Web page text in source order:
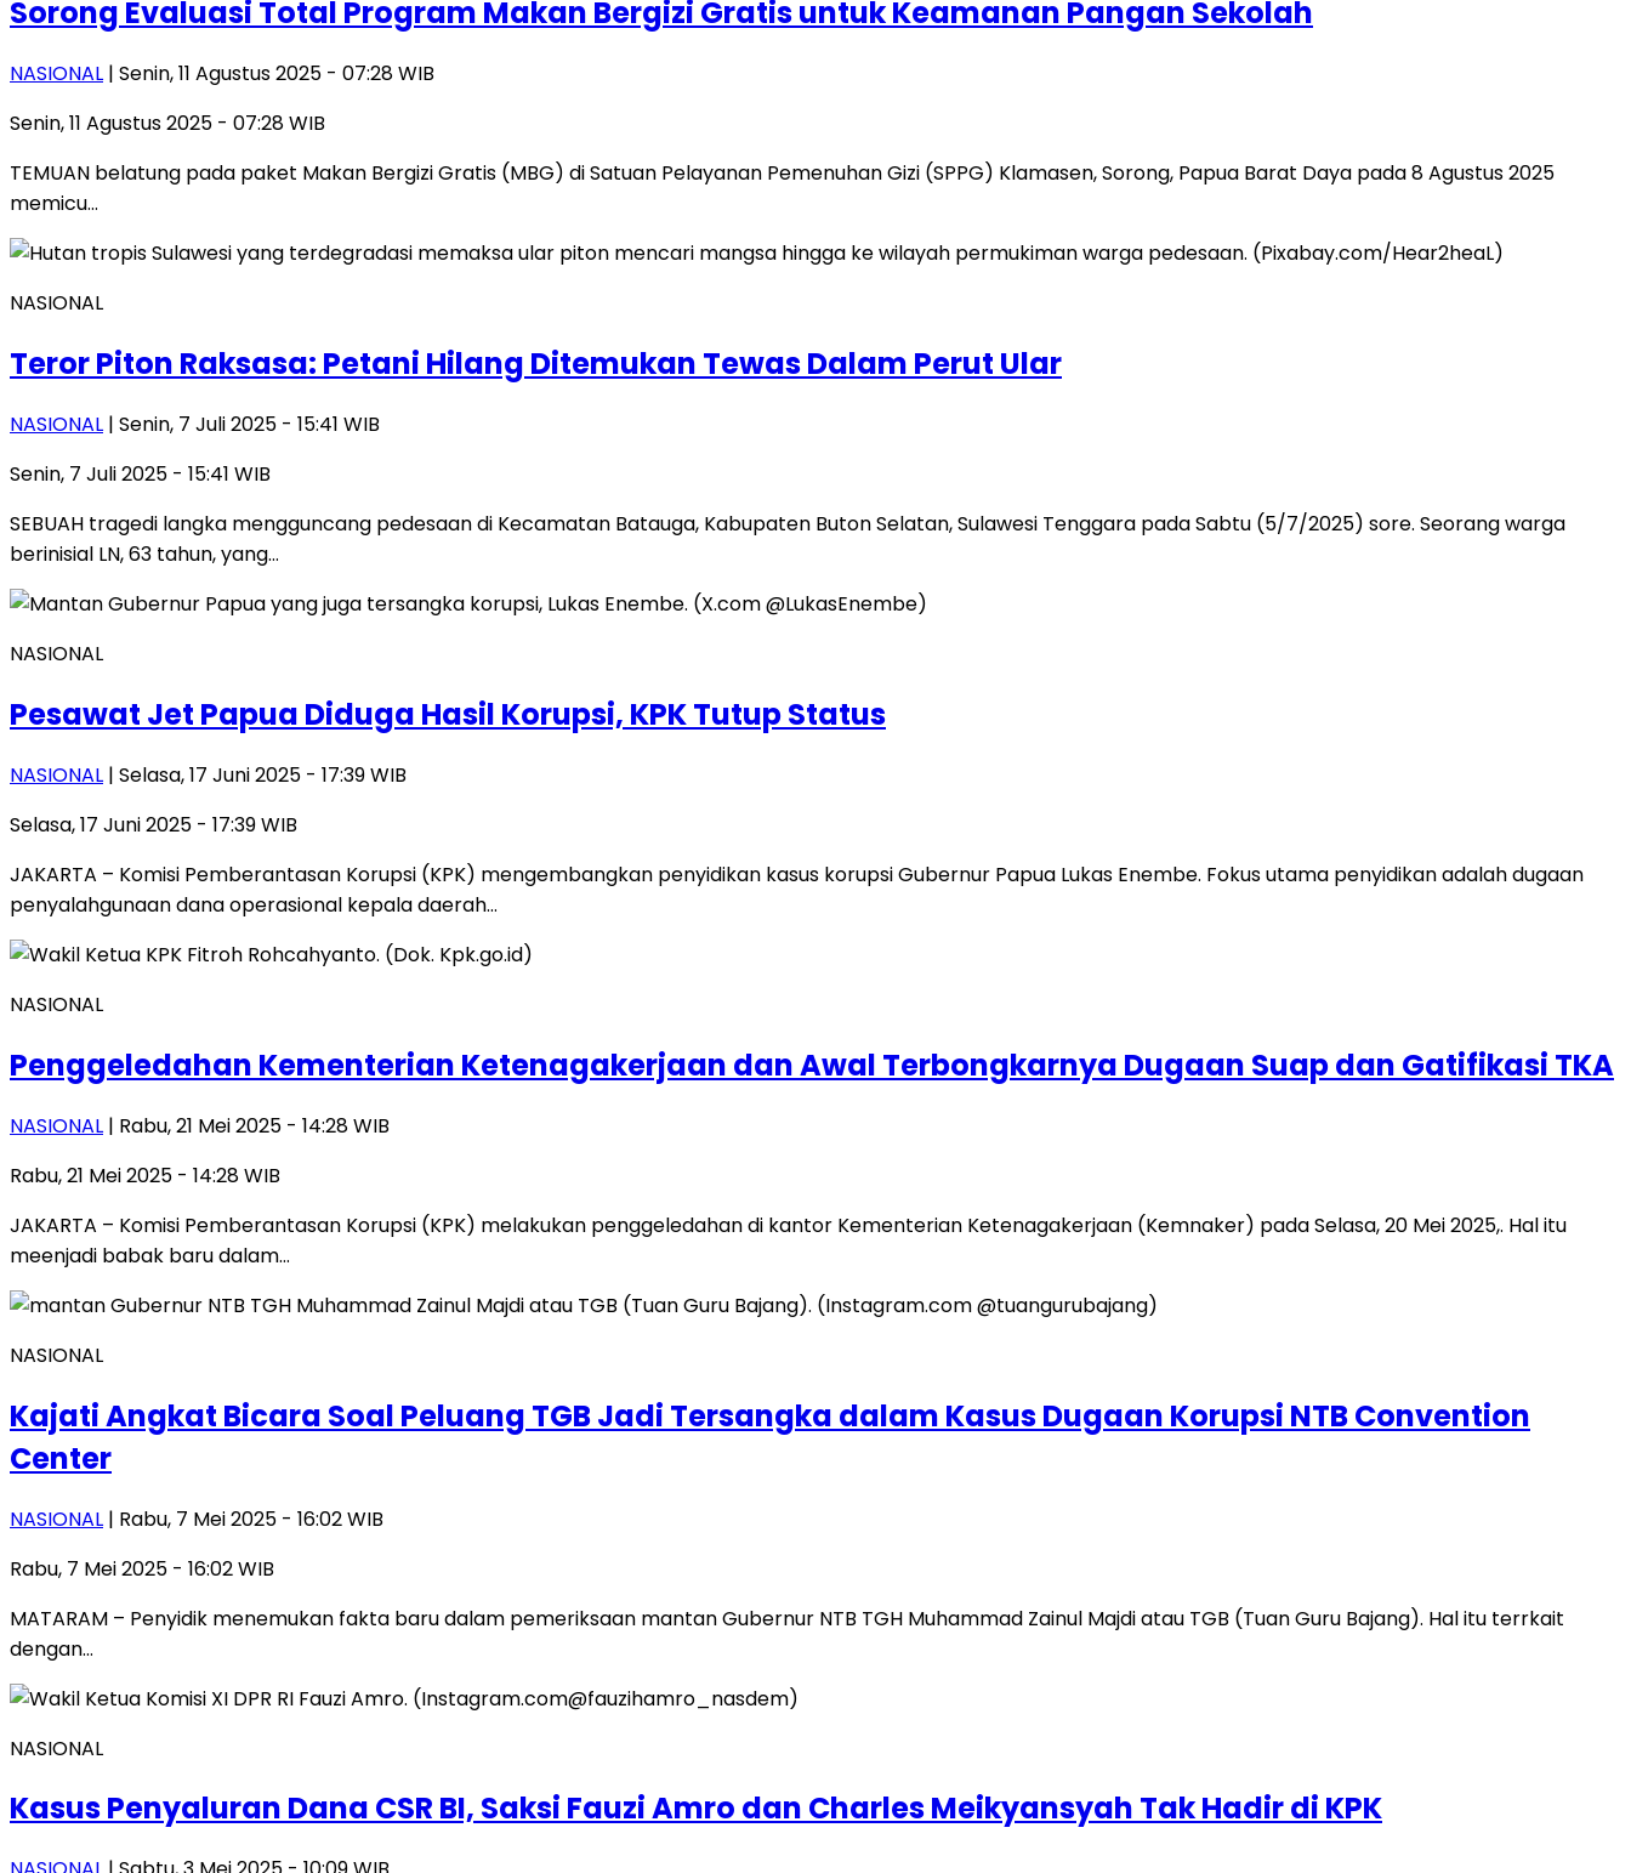
Sorong Evaluasi Total Program Makan Bergizi Gratis untuk Keamanan Pangan Sekolah
NASIONAL | Senin, 11 Agustus 2025 - 07:28 WIB
Senin, 11 Agustus 2025 - 07:28 WIB
TEMUAN belatung pada paket Makan Bergizi Gratis (MBG) di Satuan Pelayanan Pemenuhan Gizi (SPPG) Klamasen, Sorong, Papua Barat Daya pada 8 Agustus 2025
memicu…
NASIONAL
Teror Piton Raksasa: Petani Hilang Ditemukan Tewas Dalam Perut Ular
NASIONAL | Senin, 7 Juli 2025 - 15:41 WIB
Senin, 7 Juli 2025 - 15:41 WIB
SEBUAH tragedi langka mengguncang pedesaan di Kecamatan Batauga, Kabupaten Buton Selatan, Sulawesi Tenggara pada Sabtu (5/7/2025) sore. Seorang warga
berinisial LN, 63 tahun, yang…
NASIONAL
Pesawat Jet Papua Diduga Hasil Korupsi, KPK Tutup Status
NASIONAL | Selasa, 17 Juni 2025 - 17:39 WIB
Selasa, 17 Juni 2025 - 17:39 WIB
JAKARTA – Komisi Pemberantasan Korupsi (KPK) mengembangkan penyidikan kasus korupsi Gubernur Papua Lukas Enembe. Fokus utama penyidikan adalah dugaan
penyalahgunaan dana operasional kepala daerah…
NASIONAL
Penggeledahan Kementerian Ketenagakerjaan dan Awal Terbongkarnya Dugaan Suap dan Gatifikasi TKA
NASIONAL | Rabu, 21 Mei 2025 - 14:28 WIB
Rabu, 21 Mei 2025 - 14:28 WIB
JAKARTA – Komisi Pemberantasan Korupsi (KPK) melakukan penggeledahan di kantor Kementerian Ketenagakerjaan (Kemnaker) pada Selasa, 20 Mei 2025,. Hal itu
meenjadi babak baru dalam…
NASIONAL
Kajati Angkat Bicara Soal Peluang TGB Jadi Tersangka dalam Kasus Dugaan Korupsi NTB Convention
Center
NASIONAL | Rabu, 7 Mei 2025 - 16:02 WIB
Rabu, 7 Mei 2025 - 16:02 WIB
MATARAM – Penyidik menemukan fakta baru dalam pemeriksaan mantan Gubernur NTB TGH Muhammad Zainul Majdi atau TGB (Tuan Guru Bajang). Hal itu terrkait
dengan…
NASIONAL
Kasus Penyaluran Dana CSR BI, Saksi Fauzi Amro dan Charles Meikyansyah Tak Hadir di KPK